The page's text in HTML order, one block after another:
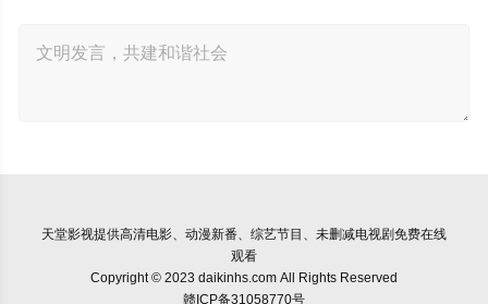
天堂影视提供高清电影、动漫新番、综艺节目、未删减电视剧免费在线
观看
Copyright © 2023 daikinhs.com All Rights Reserved
赣ICP备31058770号